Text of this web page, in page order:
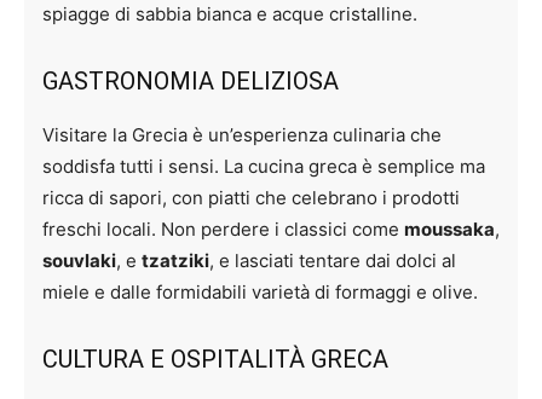
spiagge di sabbia bianca e acque cristalline.
GASTRONOMIA DELIZIOSA
Visitare la Grecia è un’esperienza culinaria che
soddisfa tutti i sensi. La cucina greca è semplice ma
ricca di sapori, con piatti che celebrano i prodotti
freschi locali. Non perdere i classici come moussaka,
souvlaki, e tzatziki, e lasciati tentare dai dolci al
miele e dalle formidabili varietà di formaggi e olive.
CULTURA E OSPITALITÀ GRECA